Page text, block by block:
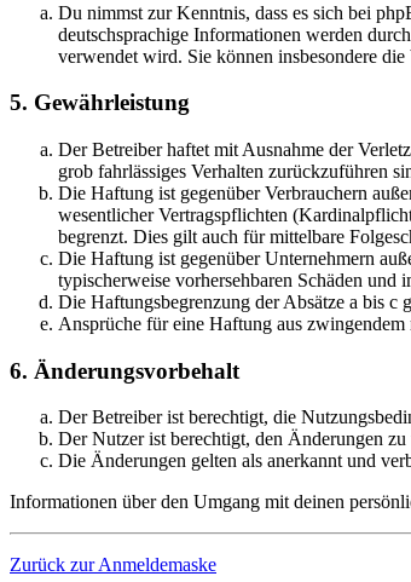
Du nimmst zur Kenntnis, dass es sich bei
deutschsprachige Informationen werden
verwendet wird. Sie können insbesondere
5. Gewährleistung
Der Betreiber haftet mit Ausnahme der
grob fahrlässiges Verhalten zurückzuführen
Die Haftung ist gegenüber Verbrauchern
wesentlicher Vertragspflichten
begrenzt. Dies gilt auch für mittelbare
Die Haftung ist gegenüber Unternehmern
typischerweise vorhersehbaren Schäden und
Die Haftungsbegrenzung der Absätze a bis c
Ansprüche für eine Haftung aus
6. Änderungsvorbehalt
Der Betreiber ist berechtigt, die
Der Nutzer ist berechtigt, den Änderungen
Die Änderungen gelten als anerkannt und
Informationen über den Umgang mit deinen
Zurück zur Anmeldemaske